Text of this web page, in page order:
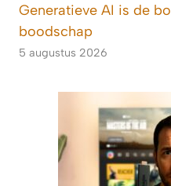
Generatieve AI is de
boodschap
5 augustus 2026